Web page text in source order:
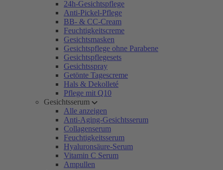
24h-Gesichtspflege
Anti-Pickel-Pflege
BB- & CC-Cream
Feuchtigkeitscreme
Gesichtsmasken
Gesichtspflege ohne Parabene
Gesichtspflegesets
Gesichtsspray
Getönte Tagescreme
Hals & Dekolleté
Pflege mit Q10
Gesichtsserum
Alle anzeigen
Anti-Aging-Gesichtsserum
Collagenserum
Feuchtigkeitsserum
Hyaluronsäure-Serum
Vitamin C Serum
Ampullen